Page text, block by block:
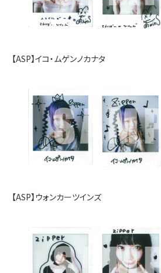
【ASP】イコ・ムゲンノカナタ
【ASP】ウォンカーツインズ